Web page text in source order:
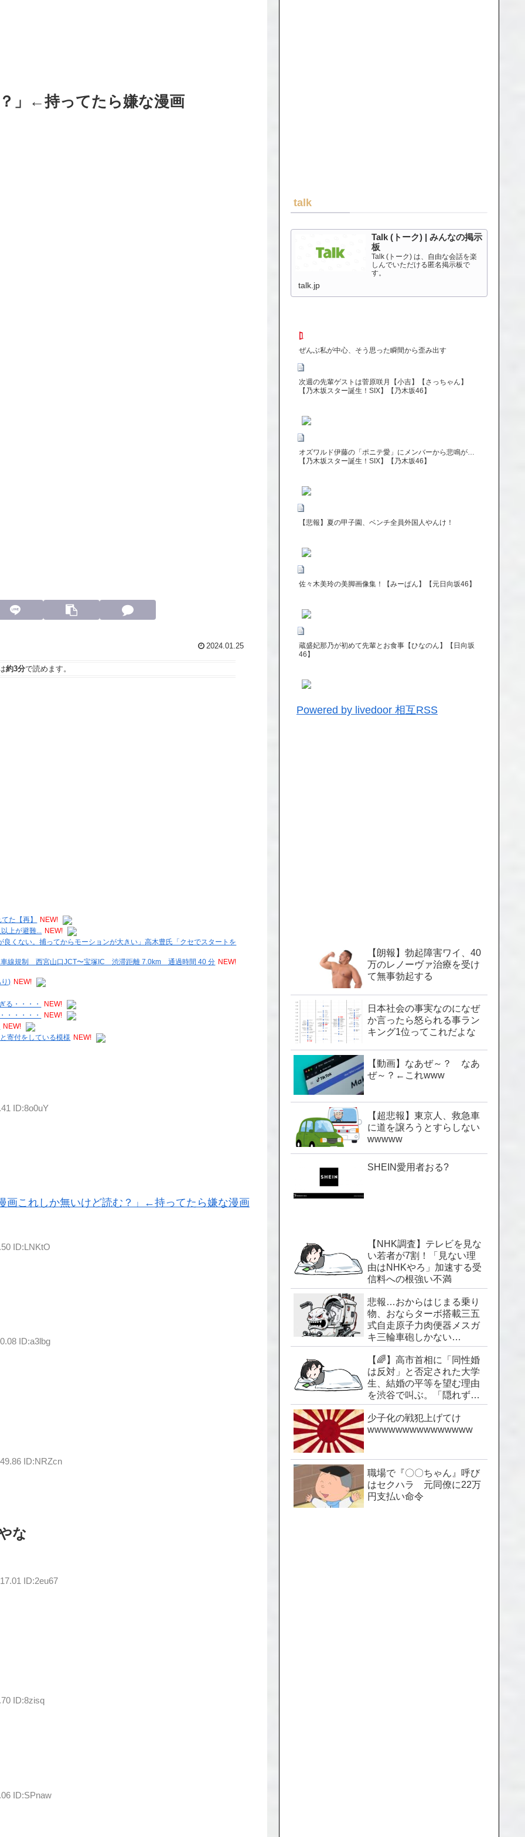
」←持ってたら嫌な漫画
2024.01.25
約3分で読めます。
た【再】
NEW!
上が避難... NEW!
くない。捕ってからモーションが大きい」高木豊氏「クセでスタートを
線規制 西宮山口JCT〜宝塚IC 渋滞距離 7.0km 通過時間 40 分 NEW!
) NEW!
る・・・・
NEW!
・・・・・
NEW!
NEW!
寄付をしている模様 NEW!
ID:8o0uY
画これしか無いけど読む？」←持ってたら嫌な漫画
ID:LNKtO
ID:a3lbg
ID:NRZcn
な
ID:2eu67
ID:8zisq
ID:SPnaw
talk
Talk (トーク) | みんなの掲示
板
Talk (トーク) は、自由な会話を楽
しんでいただける匿名掲示板で
す。
talk.jp
ぜんぶ私が中心、そう思った瞬間から歪み出す
次週の先輩ゲストは菅原咲月【小吉】【さっちゃん】
【乃木坂スター誕生！SIX】【乃木坂46】
オズワルド伊藤の「ポニテ愛」にメンバーから悲鳴が…
【乃木坂スター誕生！SIX】【乃木坂46】
【悲報】夏の甲子園、ベンチ全員外国人やんけ！
佐々木美玲の美脚画像集！【みーぱん】【元日向坂46】
蔵盛妃那乃が初めて先輩とお食事【ひなのん】【日向坂
46】
Powered by livedoor 相互RSS
【朗報】勃起障害ワイ、40
万のレノーヴァ治療を受け
て無事勃起する
日本社会の事実なのになぜ
か言ったら怒られる事ラン
キング1位ってこれだよな
【動画】なあぜ～？ なあ
ぜ～？←これwww
【超悲報】東京人、救急車
に道を譲ろうとすらしない
wwwww
SHEIN愛用者おる?
【NHK調査】テレビを見な
い若者が7割！「見ない理
由はNHKやろ」加速する受
信料への根強い不満
悲報…おからはじまる乗り
物、おならターボ搭載三五
式自走原子力肉便器メスガ
キ三輪車砲しかない…
【🌈】高市首相に「同性婚
は反対」と否定された大学
生、結婚の平等を望む理由
を渋谷で叫ぶ。「隠れずに
生きられる社会を」
少子化の戦犯上げてけ
wwwwwwwwwwwwwww
職場で『〇〇ちゃん』呼び
はセクハラ 元同僚に22万
円支払い命令